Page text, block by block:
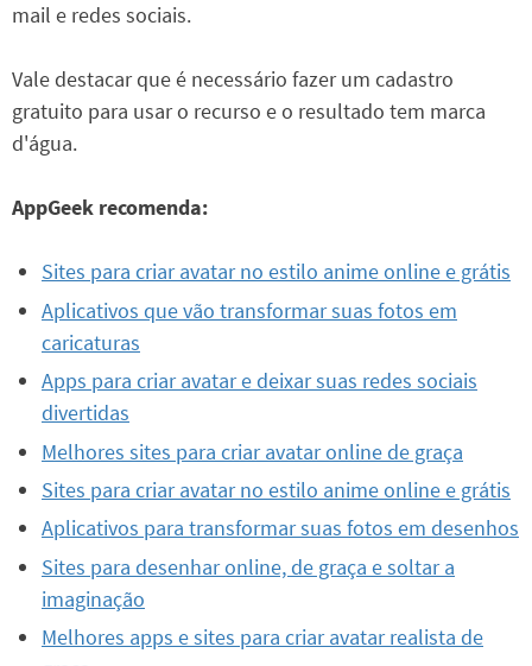
mail e redes sociais.
Vale destacar que é necessário fazer um cadastro
gratuito para usar o recurso e o resultado tem marca
d'água.
AppGeek recomenda:
Sites para criar avatar no estilo anime online e grátis
Aplicativos que vão transformar suas fotos em
caricaturas
Apps para criar avatar e deixar suas redes sociais
divertidas
Melhores sites para criar avatar online de graça
Sites para criar avatar no estilo anime online e grátis
Aplicativos para transformar suas fotos em desenhos
Sites para desenhar online, de graça e soltar a
imaginação
Melhores apps e sites para criar avatar realista de